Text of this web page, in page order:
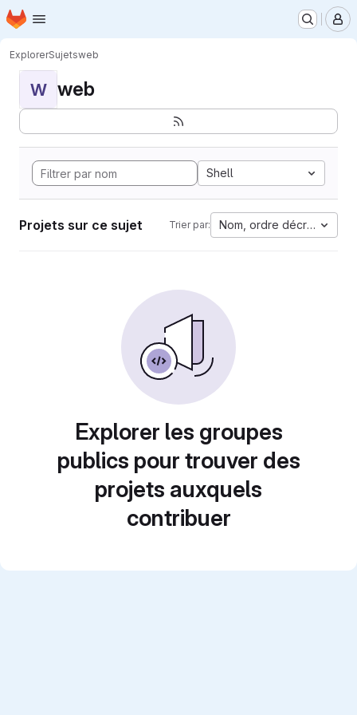
Passer au contenu principal
Page d'accueil
ExplorerSujetsweb
W web
Shell
Projets sur ce sujet Trier par: Nom, ordre décroissant
Explorer les groupes
publics pour trouver des
projets auxquels
contribuer